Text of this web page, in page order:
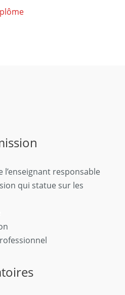
responsable
qui statue sur les